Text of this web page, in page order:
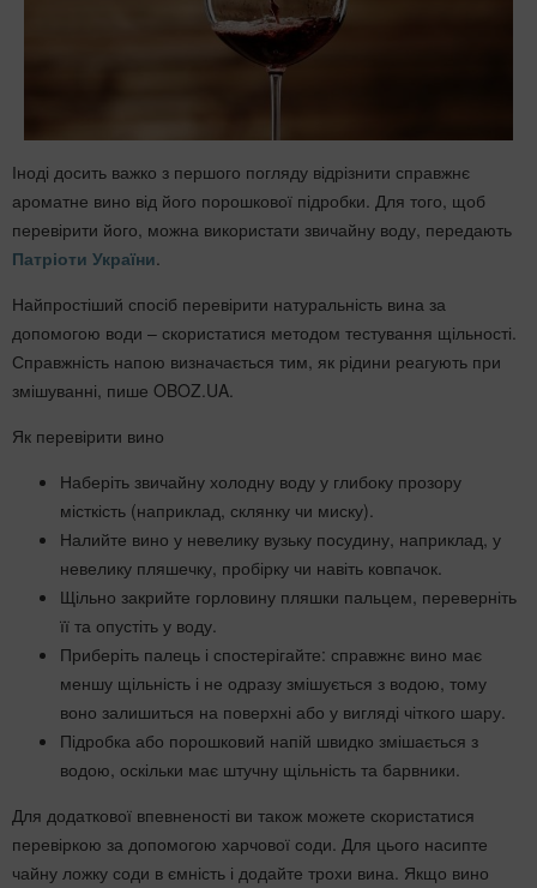
Іноді досить важко з першого погляду відрізнити справжнє
ароматне вино від його порошкової підробки. Для того, щоб
перевірити його, можна використати звичайну воду, передають
Патріоти України.
Найпростіший спосіб перевірити натуральність вина за
допомогою води – скористатися методом тестування щільності.
Справжність напою визначається тим, як рідини реагують при
змішуванні, пише OBOZ.UA.
Як перевірити вино
Наберіть звичайну холодну воду у глибоку прозору
місткість (наприклад, склянку чи миску).
Налийте вино у невелику вузьку посудину, наприклад, у
невелику пляшечку, пробірку чи навіть ковпачок.
Щільно закрийте горловину пляшки пальцем, переверніть
її та опустіть у воду.
Приберіть палець і спостерігайте: справжнє вино має
меншу щільність і не одразу змішується з водою, тому
воно залишиться на поверхні або у вигляді чіткого шару.
Підробка або порошковий напій швидко змішається з
водою, оскільки має штучну щільність та барвники.
Для додаткової впевненості ви також можете скористатися
перевіркою за допомогою харчової соди. Для цього насипте
чайну ложку соди в ємність і додайте трохи вина. Якщо вино